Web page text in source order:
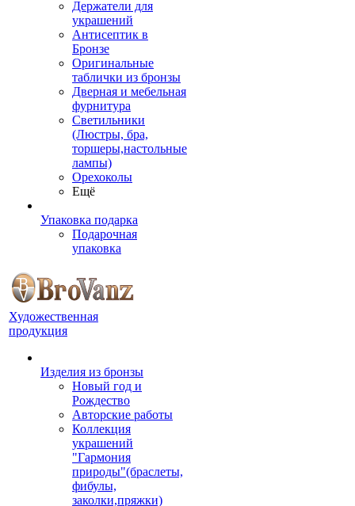
Держатели для
украшений
Антисептик в
Бронзе
Оригинальные
таблички из бронзы
Дверная и мебельная
фурнитура
Светильники
(Люстры, бра,
торшеры,настольные
лампы)
Орехоколы
Ещё
Упаковка подарка
Подарочная
упаковка
Художественная
продукция
Изделия из бронзы
Новый год и
Рождество
Авторские работы
Коллекция
украшений
"Гармония
природы"(браслеты,
фибулы,
заколки,пряжки)